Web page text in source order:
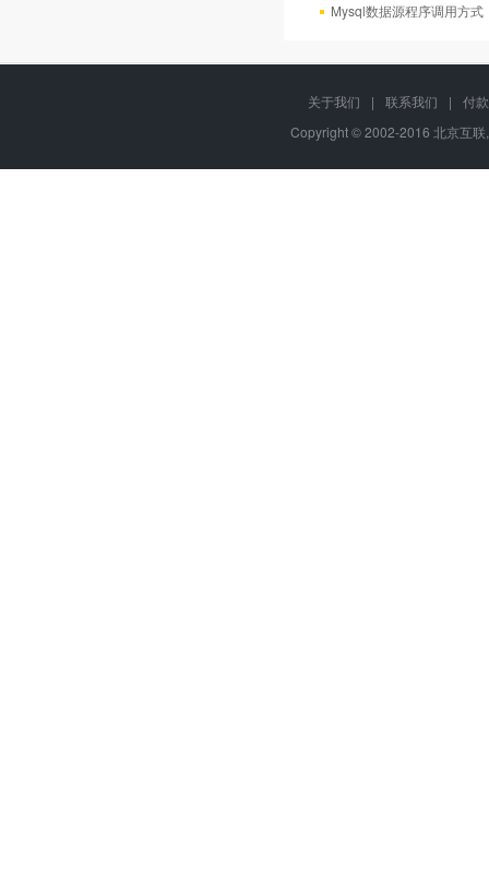
Mysql数据源程序调用方
关于我们 | 联系我们 |
付
Copyright © 2002-2016 北京互